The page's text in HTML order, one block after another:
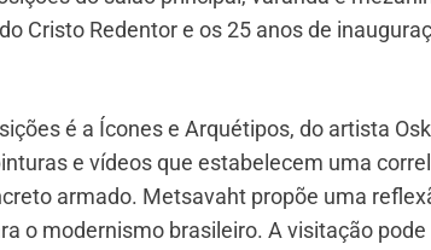
Cristo Redentor e os 25 anos de
é a Ícones e Arquétipos, do artista
e vídeos que estabelecem uma
armado. Metsavaht propõe uma
o modernismo brasileiro. A visitação